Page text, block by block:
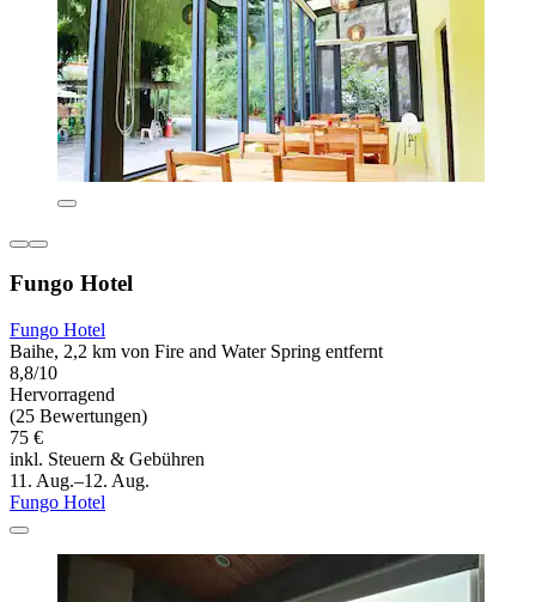
Fungo Hotel
Fungo Hotel
Baihe, 2,2 km von Fire and Water Spring entfernt
8,8/10
Hervorragend
(25 Bewertungen)
75 €
inkl. Steuern & Gebühren
11. Aug.–12. Aug.
Fungo Hotel